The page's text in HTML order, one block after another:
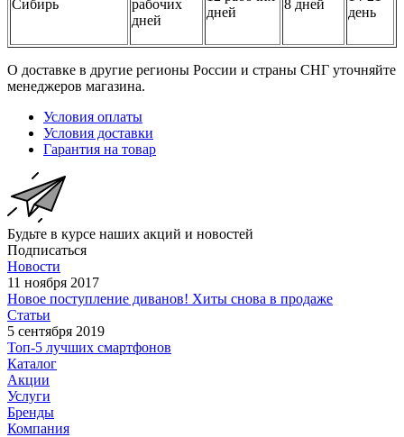
Сибирь
рабочих
дней
дней
8 дней
день
О доставке в другие регионы России и страны СНГ уточняйте
менеджеров магазина.
Условия оплаты
Условия доставки
Гарантия на товар
Будьте в курсе наших акций и новостей
Подписаться
Новости
11 ноября 2017
Новое поступление диванов! Хиты снова в продаже
Статьи
5 сентября 2019
Топ-5 лучших смартфонов
Каталог
Акции
Услуги
Бренды
Компания